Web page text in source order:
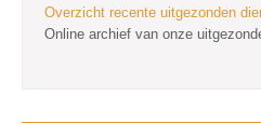
Overzicht recente uitgezonden
Online archief van onze